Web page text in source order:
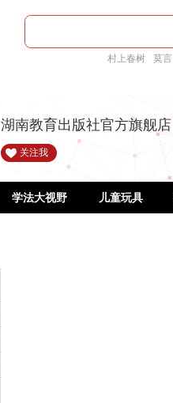
村上春树 莫言
湖南教育出版社官方旗舰店
关注我
学法大视野 儿童玩具